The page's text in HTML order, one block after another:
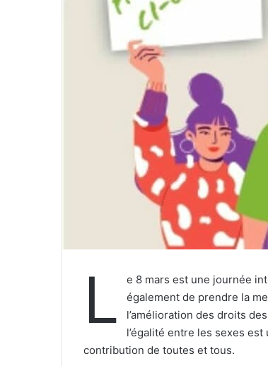
r
r
l
L
e 8 mars est une journée
également de prendre la
l’amélioration des droits
l’égalité entre les sexes
contribution de toutes et tous.